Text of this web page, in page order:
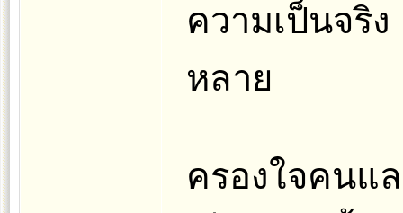
ความเป็นจริ
หลาย
ครองใจคนแ